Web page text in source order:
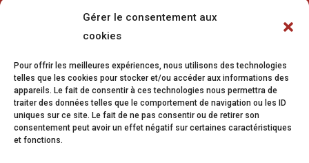
Gérer le consentement aux
cookies
Pour offrir les meilleures expériences, nous utilisons des technologies
telles que les cookies pour stocker et/ou accéder aux informations des
appareils. Le fait de consentir à ces technologies nous permettra de
traiter des données telles que le comportement de navigation ou les ID
uniques sur ce site. Le fait de ne pas consentir ou de retirer son
consentement peut avoir un effet négatif sur certaines caractéristiques
et fonctions.
079 337 66 42
eaux@vetroz.ch
Travaux publics
079 213 92 08